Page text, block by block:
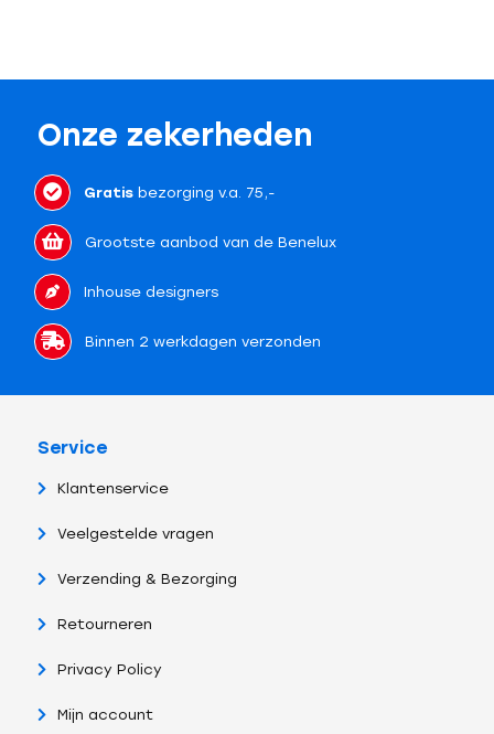
Onze zekerheden
Gratisbezorging v.a. 75,-
Grootste aanbod van de Benelux
Inhouse designers
Binnen 2 werkdagen verzonden
Service
Klantenservice
Veelgestelde vragen
Verzending & Bezorging
Retourneren
Privacy Policy
Mijn account